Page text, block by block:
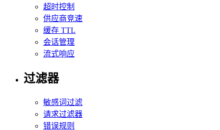
超时控制
供应商竞速
缓存 TTL
会话管理
流式响应
过滤器
敏感词过滤
请求过滤器
错误规则